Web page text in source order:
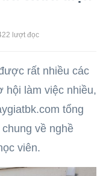
lượt đọc
rất nhiều các
hội làm việc nhiều,
tổng
về nghề
viên.